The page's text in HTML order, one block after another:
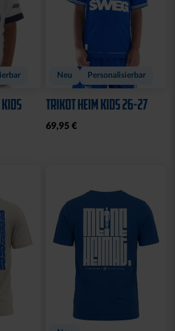
Neu Personalisierbar
TRIKOT HEIM KIDS 26-27
69,95 €